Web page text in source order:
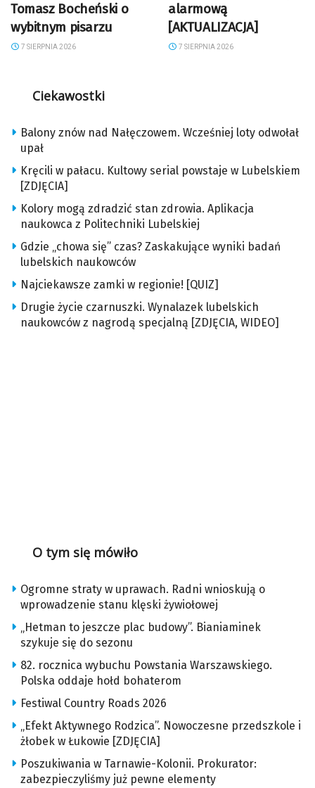
Tomasz Bocheński o
wybitnym pisarzu
7 SIERPNIA 2026
alarmową
[AKTUALIZACJA]
7 SIERPNIA 2026
Ciekawostki
Balony znów nad Nałęczowem. Wcześniej loty odwołał
upał
Kręcili w pałacu. Kultowy serial powstaje w Lubelskiem
[ZDJĘCIA]
Kolory mogą zdradzić stan zdrowia. Aplikacja
naukowca z Politechniki Lubelskiej
Gdzie „chowa się” czas? Zaskakujące wyniki badań
lubelskich naukowców
Najciekawsze zamki w regionie! [QUIZ]
Drugie życie czarnuszki. Wynalazek lubelskich
naukowców z nagrodą specjalną [ZDJĘCIA, WIDEO]
O tym się mówiło
Ogromne straty w uprawach. Radni wnioskują o
wprowadzenie stanu klęski żywiołowej
„Hetman to jeszcze plac budowy”. Bianiaminek
szykuje się do sezonu
82. rocznica wybuchu Powstania Warszawskiego.
Polska oddaje hołd bohaterom
Festiwal Country Roads 2026
„Efekt Aktywnego Rodzica”. Nowoczesne przedszkole i
żłobek w Łukowie [ZDJĘCIA]
Poszukiwania w Tarnawie-Kolonii. Prokurator:
zabezpieczyliśmy już pewne elementy